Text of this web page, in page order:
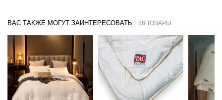
ВАС ТАКЖЕ МОГУТ ЗАИНТЕРЕСОВАТЬ 88 ТОВАРЫ